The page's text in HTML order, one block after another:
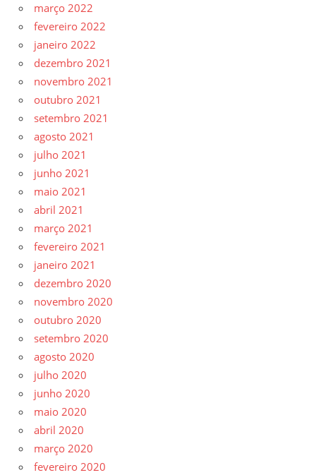
março 2022
fevereiro 2022
janeiro 2022
dezembro 2021
novembro 2021
outubro 2021
setembro 2021
agosto 2021
julho 2021
junho 2021
maio 2021
abril 2021
março 2021
fevereiro 2021
janeiro 2021
dezembro 2020
novembro 2020
outubro 2020
setembro 2020
agosto 2020
julho 2020
junho 2020
maio 2020
abril 2020
março 2020
fevereiro 2020